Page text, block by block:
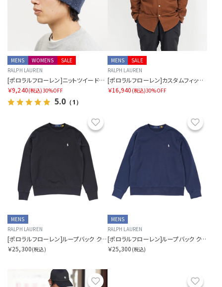
SALE
MENS
WOMENS
RALPH LAUREN
[ポロラルフローレン]ニットツイードポロビーニー
￥9,240(税込)30%OFF
5.0 （1）
SALE
MENS
RALPH LAUREN
[ポロラルフローレン]カスタムフィット ガーメントダイ ボタンダウンシャツ
￥16,940 (税込)30%OFF
お気に入り
MENS
RALPH LAUREN
[ポロラルフローレン]ループバック クルーネック スウェットシャツ
￥25,300(税込)
MENS
RALPH LAUREN
[ポロラルフローレン]ループバック クルーネック スウェットシャツ
￥25,300 (税込)
お気に入り